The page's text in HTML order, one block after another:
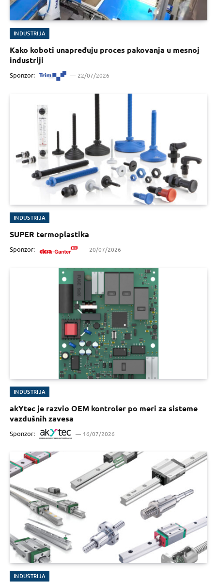
INDUSTRIJA
Kako koboti unapređuju proces pakovanja u mesnoj
industriji
Sponzor: 22/07/2026
INDUSTRIJA
SUPER termoplastika
Sponzor: 20/07/2026
INDUSTRIJA
akYtec je razvio OEM kontroler po meri za sisteme
vazdušnih zavesa
Sponzor: 16/07/2026
INDUSTRIJA